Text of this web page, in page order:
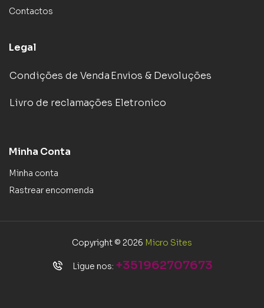
Contactos
Legal
Condições de VendaEnvios & Devoluções
Livro de reclamações Eletronico
Minha Conta
Minha conta
Rastrear encomenda
Copyright © 2026 Micro Sites
Ligue nos: +351962707673